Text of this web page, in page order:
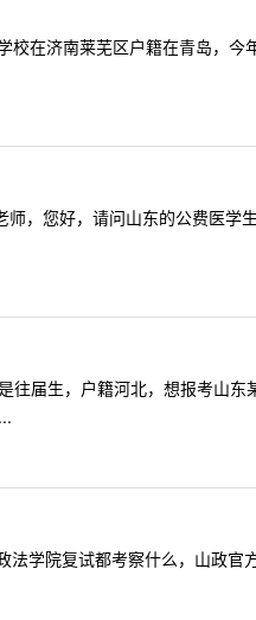
在济南莱芜区户籍在青岛，今
您好，请问山东的公费医学
生，户籍河北，想报考山东
学院复试都考察什么，山政官